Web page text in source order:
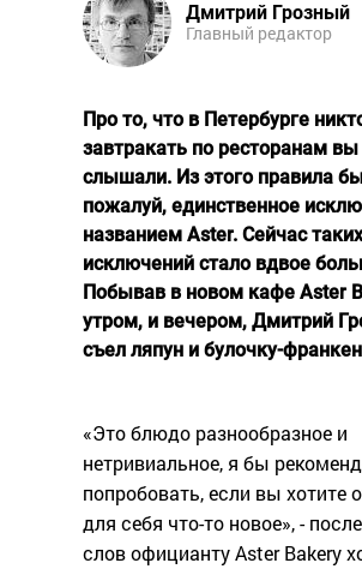
Дмитрий Грозный
Главный редактор
Про то, что в Петербурге
завтракать по ресторанам
слышали. Из этого правила
пожалуй, единственное
названием Aster. Сейчас таких
исключений стало вдвое
Побывав в новом кафе Aster
утром, и вечером, Дмитрий
съел ляпун и булочку-
«Это блюдо разнообразное и
нетривиальное, я бы
попробовать, если вы хотите
для себя что-то новое», -
слов официанту Aster Bakery